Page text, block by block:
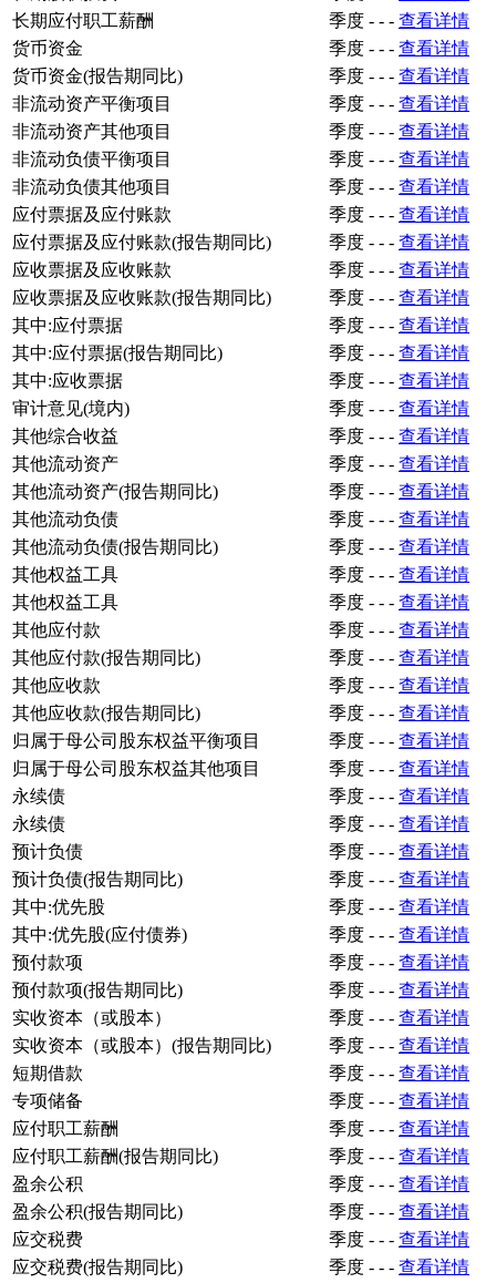
长期应付职工薪酬
季度 - - - 查看详情
货币资金
季度 - - - 查看详情
货币资金(报告期同比)
季度 - - - 查看详情
非流动资产平衡项目
季度 - - - 查看详情
非流动资产其他项目
季度 - - - 查看详情
非流动负债平衡项目
季度 - - - 查看详情
非流动负债其他项目
季度 - - - 查看详情
应付票据及应付账款
季度 - - - 查看详情
应付票据及应付账款(报告期同比)
季度 - - - 查看详情
应收票据及应收账款
季度 - - - 查看详情
应收票据及应收账款(报告期同比)
季度 - - - 查看详情
其中:应付票据
季度 - - - 查看详情
其中:应付票据(报告期同比)
季度 - - - 查看详情
其中:应收票据
季度 - - - 查看详情
审计意见(境内)
季度 - - - 查看详情
其他综合收益
季度 - - - 查看详情
其他流动资产
季度 - - - 查看详情
其他流动资产(报告期同比)
季度 - - - 查看详情
其他流动负债
季度 - - - 查看详情
其他流动负债(报告期同比)
季度 - - - 查看详情
其他权益工具
季度 - - - 查看详情
其他权益工具
季度 - - - 查看详情
其他应付款
季度 - - - 查看详情
其他应付款(报告期同比)
季度 - - - 查看详情
其他应收款
季度 - - - 查看详情
其他应收款(报告期同比)
季度 - - - 查看详情
归属于母公司股东权益平衡项目
季度 - - - 查看详情
归属于母公司股东权益其他项目
季度 - - - 查看详情
永续债
季度 - - - 查看详情
永续债
季度 - - - 查看详情
预计负债
季度 - - - 查看详情
预计负债(报告期同比)
季度 - - - 查看详情
其中:优先股
季度 - - - 查看详情
其中:优先股(应付债券)
季度 - - - 查看详情
预付款项
季度 - - - 查看详情
预付款项(报告期同比)
季度 - - - 查看详情
实收资本（或股本）
季度 - - - 查看详情
实收资本（或股本）(报告期同比)
季度 - - - 查看详情
短期借款
季度 - - - 查看详情
专项储备
季度 - - - 查看详情
应付职工薪酬
季度 - - - 查看详情
应付职工薪酬(报告期同比)
季度 - - - 查看详情
盈余公积
季度 - - - 查看详情
盈余公积(报告期同比)
季度 - - - 查看详情
应交税费
季度 - - - 查看详情
应交税费(报告期同比)
季度 - - - 查看详情